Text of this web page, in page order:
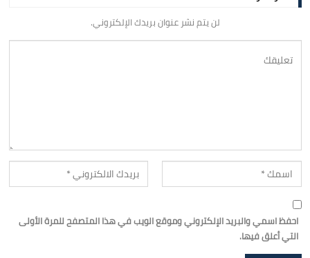
لن يتم نشر عنوان بريدك الإلكتروني.
احفظ اسمي والبريد الإلكتروني وموقع الويب في هذا المتصفح للمرة الأولى
التي أعلق فيها.